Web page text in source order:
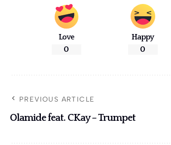
Love
0
Happy
0
PREVIOUS ARTICLE
Olamide feat. CKay – Trumpet